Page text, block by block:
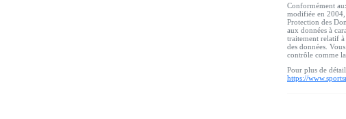
Conformément
modifiée en 2004,
Protection des
aux données à
traitement relatif
des données.
contrôle comme
Pour plus de
https://